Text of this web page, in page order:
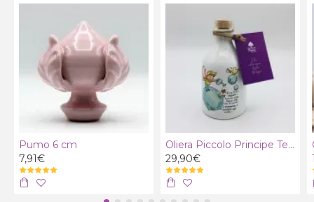
Pumo 6 cm
7,91€
Oliera Piccolo Principe Terra con olio extra vergine bio
29,90€